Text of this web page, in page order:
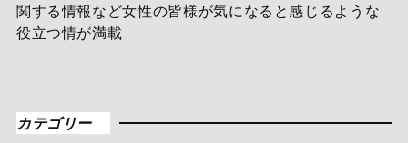
関する情報など女性の皆様が気になると感じるような
役立つ情が満載
カテゴリー